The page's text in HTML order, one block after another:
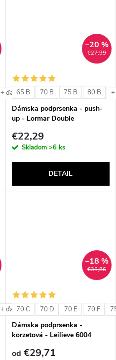
+ ďalšie
€27,99
–20 %
65 B 70 B 75 B 80 B
Dámska podprsenka - push-
up - Lormar Double
€22,29
Skladom >6 ks
DETAIL
+ ďalšie
€35,86
–18 %
70 C 70 D 70 E 70 F
Dámska podprsenka -
korzetová - Leilieve 6004
od €29,71